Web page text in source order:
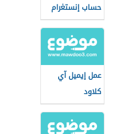
حساب إنستغرام
عمل إيميل آي
كلاود